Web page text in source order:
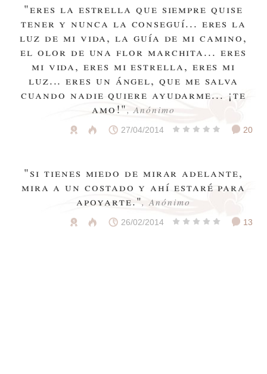
"eres la estrella que siempre quise
tener y nunca la conseguí... eres la
luz de mi vida, la guía de mi camino,
el olor de una flor marchita... eres
mi vida, eres mi estrella, eres mi
luz... eres un ángel, que me salva
cuando nadie quiere ayudarme... ¡te
amo!", Anónimo
27/04/2014 20
"si tienes miedo de mirar adelante,
mira a un costado y ahí estaré para
apoyarte.", Anónimo
26/02/2014 13